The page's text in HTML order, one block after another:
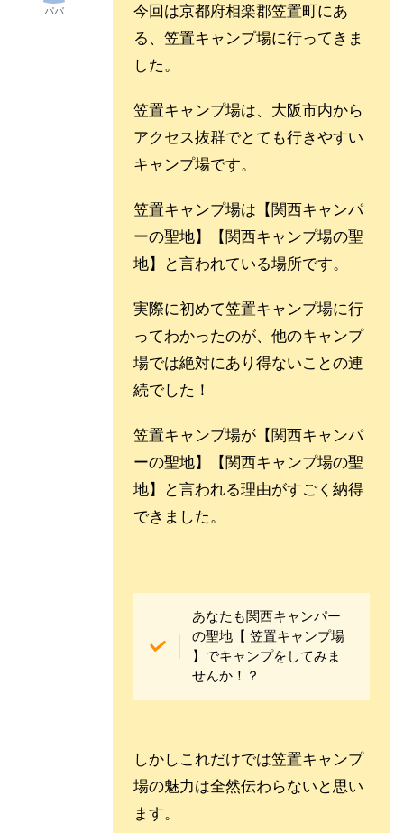
パパ
今回は京都府相楽郡笠置町にあ
る、笠置キャンプ場に行ってきま
した。
笠置キャンプ場は、大阪市内から
アクセス抜群でとても行きやすい
キャンプ場です。
笠置キャンプ場は【関西キャンパ
ーの聖地】【関西キャンプ場の聖
地】と言われている場所です。
実際に初めて笠置キャンプ場に行
ってわかったのが、他のキャンプ
場では絶対にあり得ないことの連
続でした！
笠置キャンプ場が【関西キャンパ
ーの聖地】【関西キャンプ場の聖
地】と言われる理由がすごく納得
できました。
あなたも関西キャンパー
の聖地【 笠置キャンプ場
】でキャンプをしてみま
せんか！？
しかしこれだけでは笠置キャンプ
場の魅力は全然伝わらないと思い
ます。